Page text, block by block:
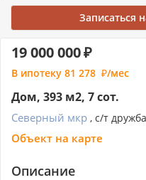
Записаться
Дом, 393 м2, 7 сот.
Северный мкр , с/т
Объект на карте
19 000 000
В ипотеку 81 278 /мес
Описание